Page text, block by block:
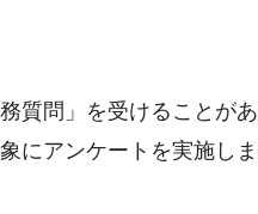
質問」を受けることがあ
にアンケートを実施しま